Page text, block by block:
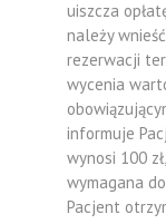
uiszcza
należy
rezerwacji
wycenia
informuje
wynosi 100
wymagana
Pacjent